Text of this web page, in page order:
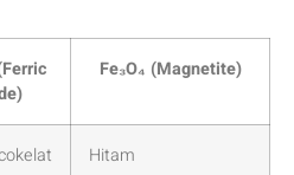
Fe₃O₄ (Magnetite)
Hitam